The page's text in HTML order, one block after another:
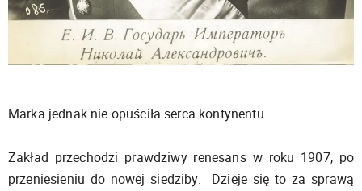
Marka jednak nie opuściła serca kontynentu.
Zakład przechodzi prawdziwy renesans w roku 1907, po
przeniesieniu do nowej siedziby. Dzieje się to za sprawą